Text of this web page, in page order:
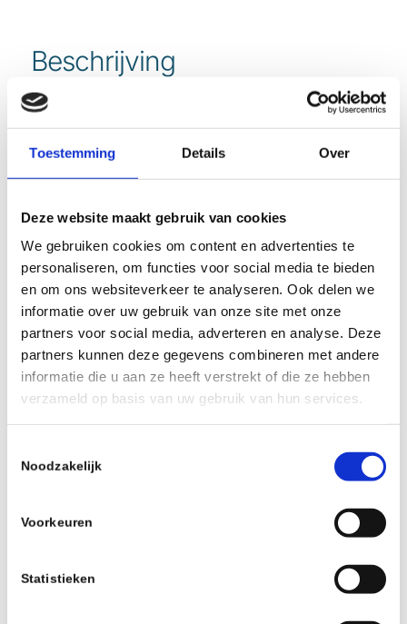
Toestemming Details Over
Deze website maakt gebruik van cookies
We gebruiken cookies om content en advertenties te
personaliseren, om functies voor social media te bieden
en om ons websiteverkeer te analyseren. Ook delen we
informatie over uw gebruik van onze site met onze
partners voor social media, adverteren en analyse. Deze
partners kunnen deze gegevens combineren met andere
informatie die u aan ze heeft verstrekt of die ze hebben
verzameld op basis van uw gebruik van hun services.
Noodzakelijk
Voorkeuren
Statistieken
Beschrijving
18:30 -19:30 uur Basisonderwijs
19:00-20:15 uur Voortgezet Onderwijs
Deel dit stuk
Plaats een Reactie